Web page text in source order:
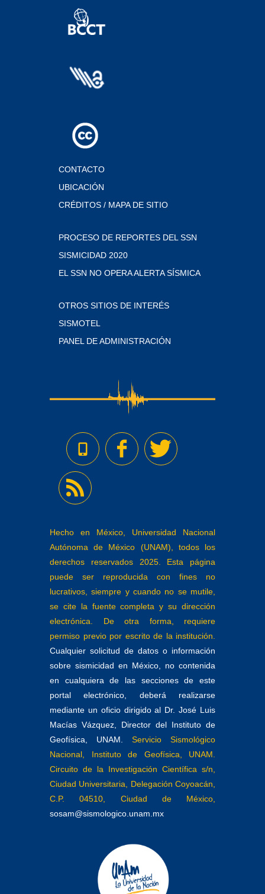
CONTACTO
UBICACIÓN
CRÉDITOS / MAPA DE SITIO
PROCESO DE REPORTES DEL SSN
SISMICIDAD 2020
EL SSN NO OPERA ALERTA SÍSMICA
OTROS SITIOS DE INTERÉS
SISMOTEL
PANEL DE ADMINISTRACIÓN
Hecho en México, Universidad Nacional
Autónoma de México (UNAM), todos los
derechos reservados 2025. Esta página
puede ser reproducida con fines no
lucrativos, siempre y cuando no se mutile,
se cite la fuente completa y su dirección
electrónica. De otra forma, requiere
permiso previo por escrito de la institución.
Cualquier solicitud de datos o información
sobre sismicidad en México, no contenida
en cualquiera de las secciones de este
portal electrónico, deberá realizarse
mediante un oficio dirigido al Dr. José Luis
Macías Vázquez, Director del Instituto de
Geofísica, UNAM.
Servicio Sismológico
Nacional, Instituto de Geofísica, UNAM.
Circuito de la Investigación Científica s/n,
Ciudad Universitaria, Delegación Coyoacán,
C.P. 04510, Ciudad de México,
sosam@sismologico.unam.mx